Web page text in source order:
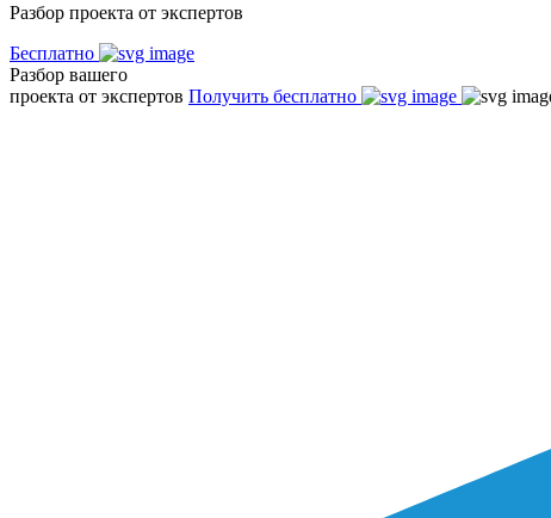
Разбор проекта от экспертов
Бесплатно
Разбор вашего
проекта от экспертов Получить бесплатно